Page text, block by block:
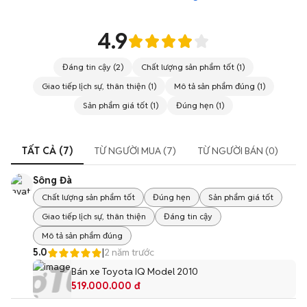
4.9
Đáng tin cậy (2) Chất lượng sản phẩm tốt (1)
Giao tiếp lịch sự, thân thiện (1) Mô tả sản phẩm đúng (1)
Sản phẩm giá tốt (1) Đúng hẹn (1)
TẤT CẢ (7) TỪ NGƯỜI MUA (7) TỪ NGƯỜI BÁN (0)
Sông Đà
Chất lượng sản phẩm tốt Đúng hẹn
Sản phẩm giá tốt
Giao tiếp lịch sự, thân thiện
Đáng tin cậy
Mô tả sản phẩm đúng
5.0 |2 năm trước
Bán xe Toyota IQ Model 2010
519.000.000 đ